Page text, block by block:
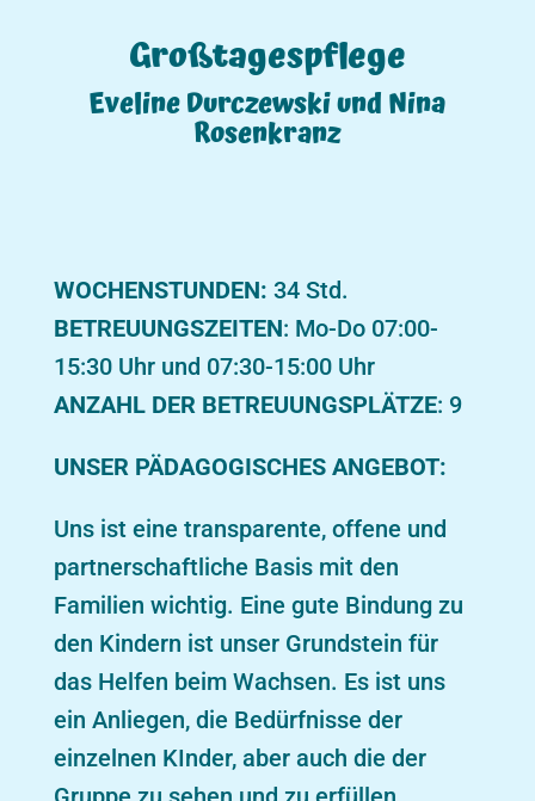
Großtagespflege
Eveline Durczewski und Nina
Rosenkranz
WOCHENSTUNDEN: 34 Std.
BETREUUNGSZEITEN: Mo-Do 07:00-
15:30 Uhr und 07:30-15:00 Uhr
ANZAHL DER BETREUUNGSPLÄTZE: 9
UNSER PÄDAGOGISCHES ANGEBOT:
Uns ist eine transparente, offene und
partnerschaftliche Basis mit den
Familien wichtig. Eine gute Bindung zu
den Kindern ist unser Grundstein für
das Helfen beim Wachsen. Es ist uns
ein Anliegen, die Bedürfnisse der
einzelnen KInder, aber auch die der